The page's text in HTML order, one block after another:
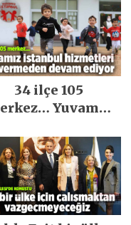
34 ilçe 105
Yuvamız
ara vermeden
devam ediyor